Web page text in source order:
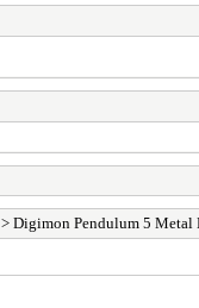
> Digimon Pendulum 5 Metal